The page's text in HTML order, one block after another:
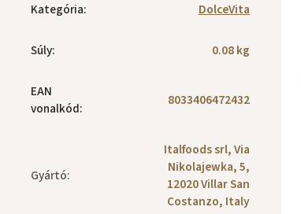
Kategória: DolceVita
Súly: 0.08 kg
EAN
vonalkód: 8033406472432
Gyártó:
Italfoods srl, Via
Nikolajewka, 5,
12020 Villar San
Costanzo, Italy